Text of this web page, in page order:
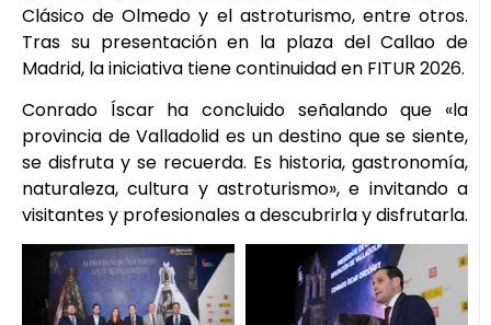
Clásico de Olmedo y el astroturismo, entre otros.
Tras su presentación en la plaza del Callao de
Madrid, la iniciativa tiene continuidad en FITUR 2026.
Conrado Íscar ha concluido señalando que «la
provincia de Valladolid es un destino que se siente,
se disfruta y se recuerda. Es historia, gastronomía,
naturaleza, cultura y astroturismo», e invitando a
visitantes y profesionales a descubrirla y disfrutarla.